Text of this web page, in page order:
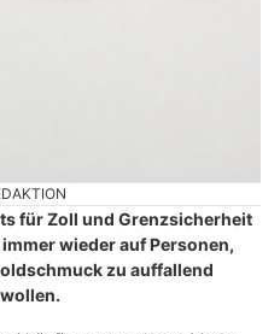
für Zoll und Grenzsicherheit
wieder auf Personen,
zu auffallend